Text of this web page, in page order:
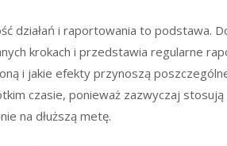
działań i raportowania to podstawa.
krokach i przedstawia regularne
i jakie efekty przynoszą
czasie, ponieważ zazwyczaj
na dłuższą metę.